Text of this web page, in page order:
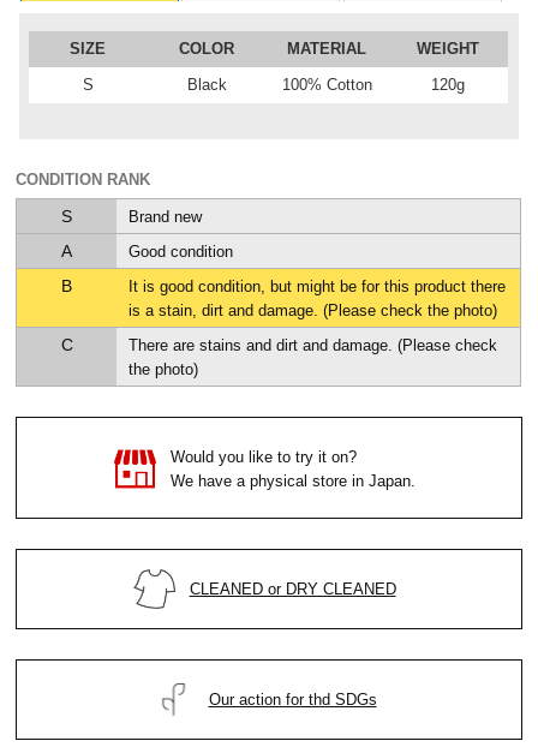
SIZE COLOR MATERIAL
WEIGHT
S
Black 100% Cotton 120g
CONDITION RANK
S Brand new
A Good condition
B
It is good condition, but might be for this product there
is a stain, dirt and damage. (Please check the photo)
C
There are stains and dirt and damage. (Please check
the photo)
Would you like to try it on?
We have a physical store in Japan.
CLEANED or DRY CLEANED
Our action for thd SDGs